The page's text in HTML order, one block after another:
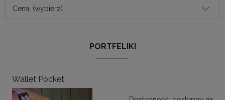
Cena: (wybierz)
PORTFELIKI
Wallet Pocket